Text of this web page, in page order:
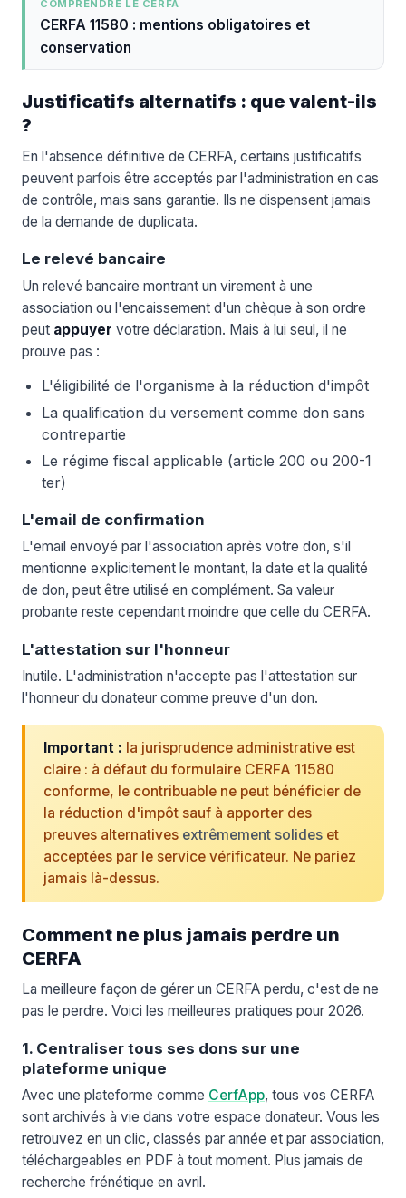
COMPRENDRE LE CERFA
CERFA 11580 : mentions obligatoires et
conservation
Justificatifs alternatifs : que valent-ils
?
En l'absence définitive de CERFA, certains justificatifs
peuvent parfois être acceptés par l'administration en cas
de contrôle, mais sans garantie. Ils ne dispensent jamais
de la demande de duplicata.
Le relevé bancaire
Un relevé bancaire montrant un virement à une
association ou l'encaissement d'un chèque à son ordre
peut appuyer votre déclaration. Mais à lui seul, il ne
prouve pas :
L'éligibilité de l'organisme à la réduction d'impôt
La qualification du versement comme don sans
contrepartie
Le régime fiscal applicable (article 200 ou 200-1
ter)
L'email de confirmation
L'email envoyé par l'association après votre don, s'il
mentionne explicitement le montant, la date et la qualité
de don, peut être utilisé en complément. Sa valeur
probante reste cependant moindre que celle du CERFA.
L'attestation sur l'honneur
Inutile. L'administration n'accepte pas l'attestation sur
l'honneur du donateur comme preuve d'un don.
Important : la jurisprudence administrative est
claire : à défaut du formulaire CERFA 11580
conforme, le contribuable ne peut bénéficier de
la réduction d'impôt sauf à apporter des
preuves alternatives extrêmement solides et
acceptées par le service vérificateur. Ne pariez
jamais là-dessus.
Comment ne plus jamais perdre un
CERFA
La meilleure façon de gérer un CERFA perdu, c'est de ne
pas le perdre. Voici les meilleures pratiques pour 2026.
1. Centraliser tous ses dons sur une
plateforme unique
Avec une plateforme comme CerfApp, tous vos CERFA
sont archivés à vie dans votre espace donateur. Vous les
retrouvez en un clic, classés par année et par association,
téléchargeables en PDF à tout moment. Plus jamais de
recherche frénétique en avril.